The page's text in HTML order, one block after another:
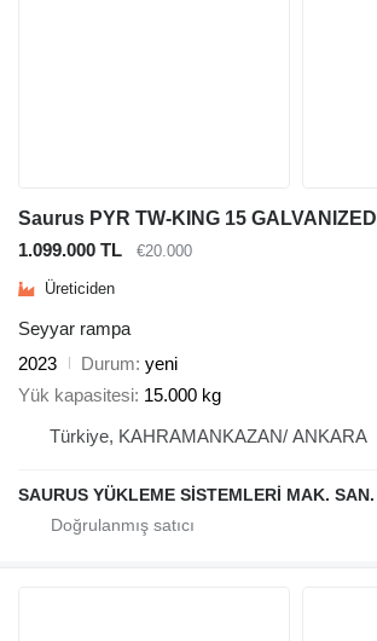
Saurus PYR TW-KING 15 GALVANIZED
1.099.000 TL
€20.000
Üreticiden
Seyyar rampa
2023
Durum yeni
Yük kapasitesi 15.000 kg
Türkiye, KAHRAMANKAZAN/ ANKARA